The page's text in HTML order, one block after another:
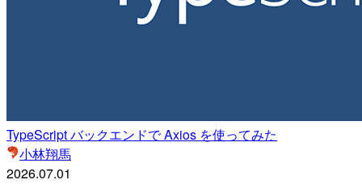
TypeScript バックエンドで Axios を使ってみた
小林翔馬
2026.07.01